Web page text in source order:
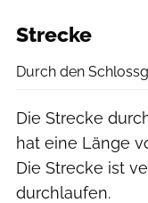
Strecke
Durch den
Die Strecke
hat eine Länge
Die Strecke ist
durchlaufen.